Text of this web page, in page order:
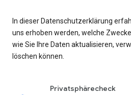
In dieser Datenschutzerklärung
uns erhoben werden, welche
wie Sie Ihre Daten aktualisieren,
löschen können.
Privatsphärecheck